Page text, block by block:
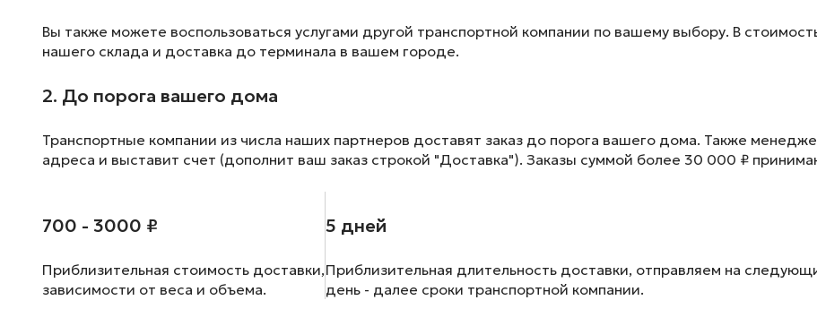
Вы также можете воспользоваться услугами другой транспортной компании по вашему выбору. В
нашего склада и доставка до терминала в вашем городе.
2. До порога вашего дома
Транспортные компании из числа наших партнеров доставят заказ до порога вашего дома. Также
адреса и выставит счет (дополнит ваш заказ строкой "Доставка"). Заказы суммой более 30 000 ₽
700 - 3000 ₽
Приблизительная стоимость доставки,
зависимости от веса и объема.
5 дней
Приблизительная длительность доставки, отправляем на
день - далее сроки транспортной компании.